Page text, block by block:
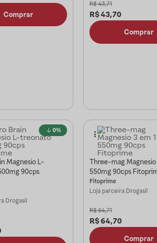
Comprar
R$ 43,71
R$43,70
Comprar
0%
Magnesio L-
90cps
Drogasil
Three-mag Magnesio
550mg 90cps
Fitoprime
Loja parceira Drogasil
R$ 64,71
R$64,70
Comprar